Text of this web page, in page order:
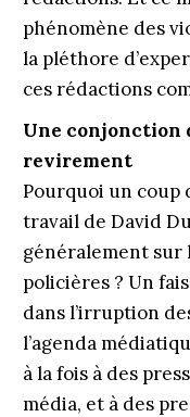
phénomène des
la pléthore
ces rédactions
Une conjonction
revirement
Pourquoi un coup
travail de David
généralement sur
policières ? Un
dans l’irruption
l’agenda
à la fois à des
média, et à des